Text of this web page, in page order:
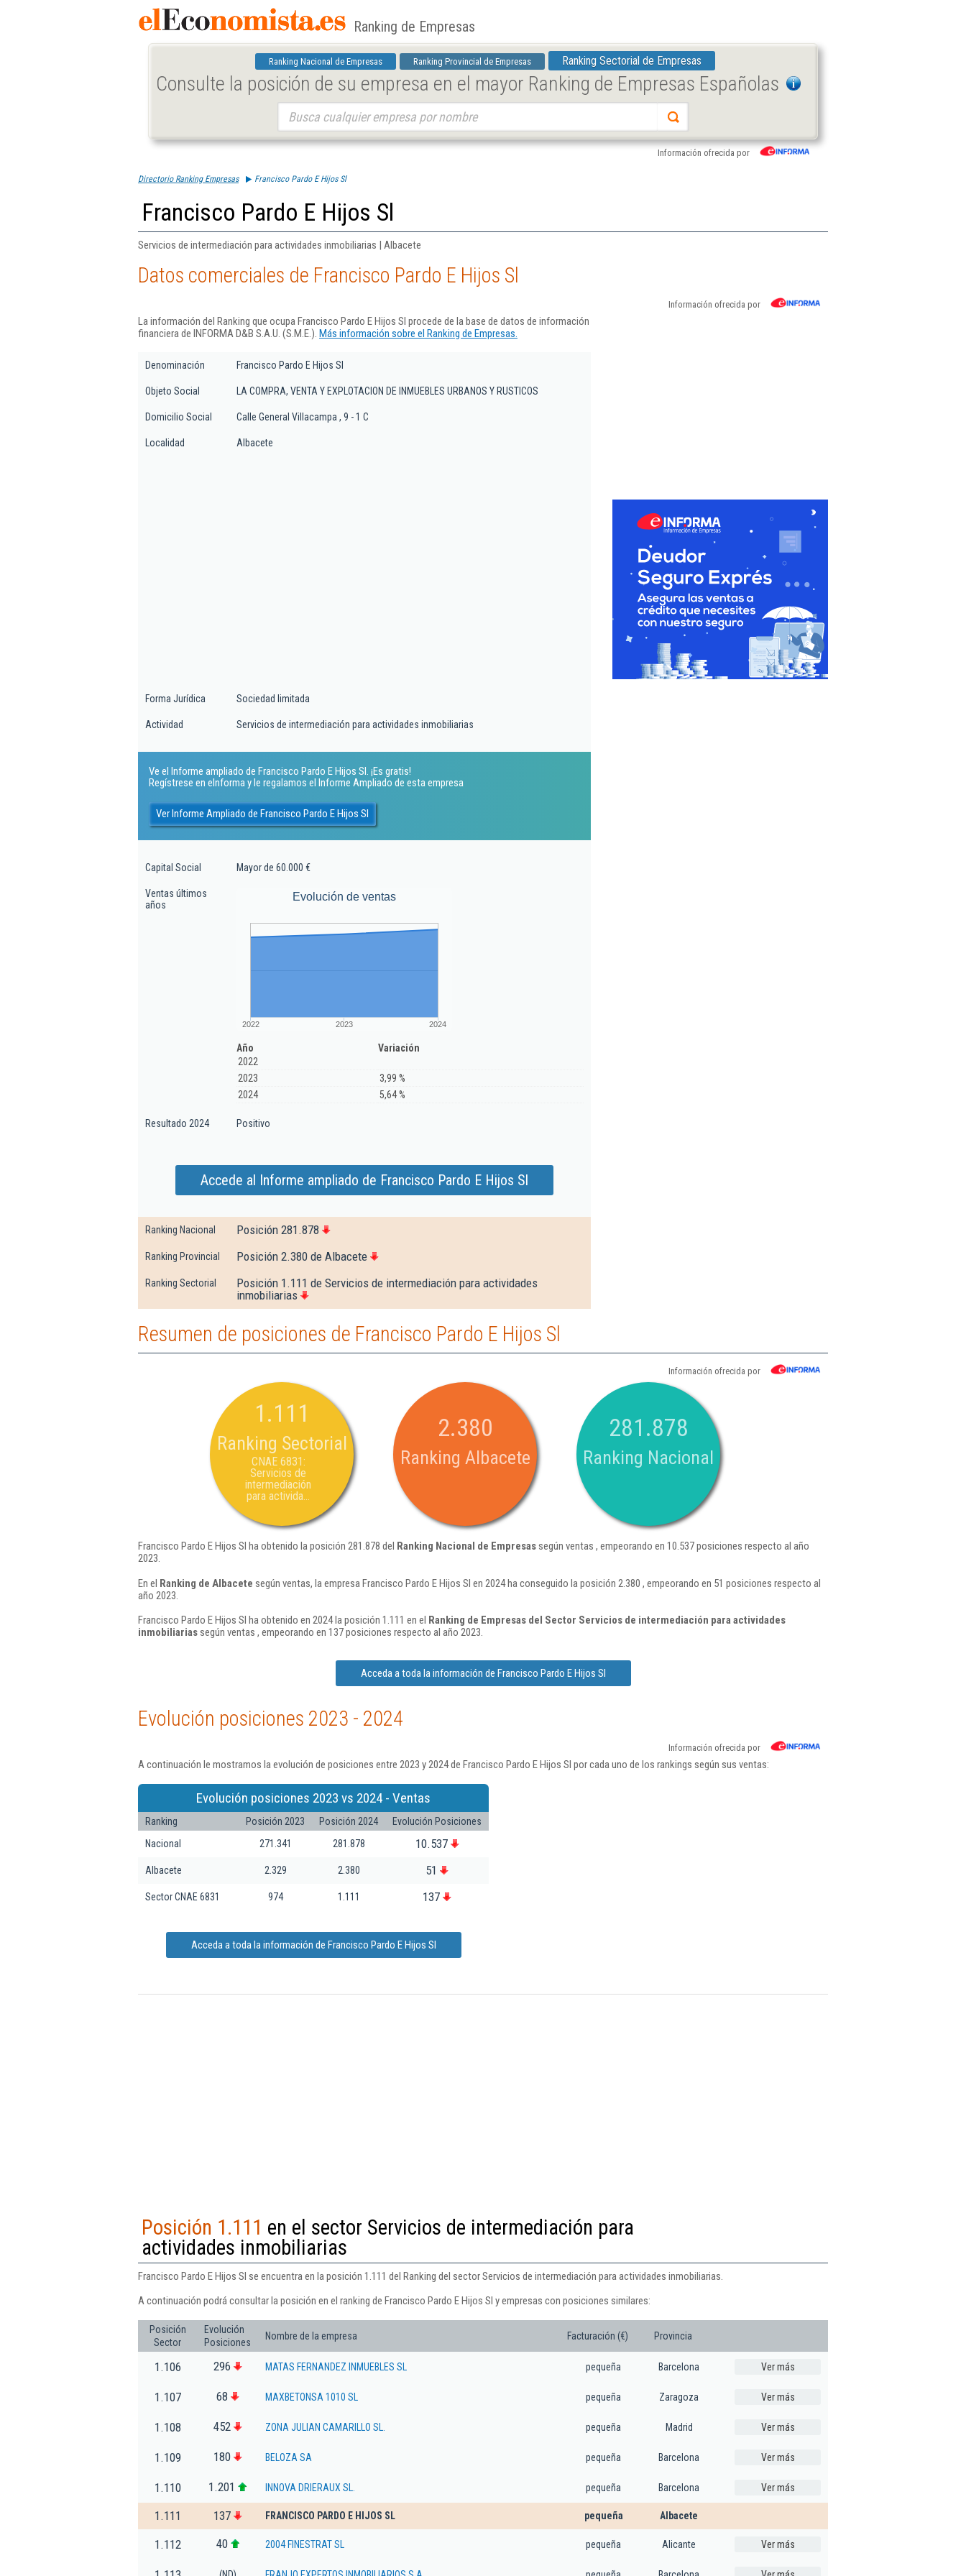
Ranking de Empresas
Ranking Nacional de Empresas Ranking Provincial de Empresas Ranking Sectorial de Empresas
Consulte la posición de su empresa en el mayor Ranking de Empresas Españolas
Información ofrecida por
Directorio Ranking Empresas Francisco Pardo E Hijos Sl
Francisco Pardo E Hijos Sl
Servicios de intermediación para actividades inmobiliarias | Albacete
Datos comerciales de Francisco Pardo E Hijos Sl
Información ofrecida por
La información del Ranking que ocupa Francisco Pardo E Hijos Sl procede de la base de datos de información
financiera de INFORMA D&B S.A.U. (S.M.E.). Más información sobre el Ranking de Empresas.
Denominación Francisco Pardo E Hijos Sl
Objeto Social LA COMPRA, VENTA Y EXPLOTACION DE INMUEBLES URBANOS Y RUSTICOS
Domicilio Social Calle General Villacampa , 9 - 1 C
Localidad Albacete
Forma Jurídica Sociedad limitada
Actividad Servicios de intermediación para actividades inmobiliarias
Ve el Informe ampliado de Francisco Pardo E Hijos Sl. ¡Es gratis!
Regístrese en eInforma y le regalamos el Informe Ampliado de esta empresa
Ver Informe Ampliado de Francisco Pardo E Hijos Sl
Capital Social Mayor de 60.000 €
Ventas últimos
años
Evolución de ventas
2022 2023 2024
Año
Variación
2022
2023
3,99 %
2024
5,64 %
Resultado 2024 Positivo
Accede al Informe ampliado de Francisco Pardo E Hijos Sl
Ranking Nacional Posición 281.878
Ranking Provincial Posición 2.380 de Albacete
Ranking Sectorial
Posición 1.111 de Servicios de intermediación para actividades
inmobiliarias
Resumen de posiciones de Francisco Pardo E Hijos Sl
Información ofrecida por
1.111
Ranking Sectorial
CNAE 6831:
Servicios de
intermediación
para activida...
2.380
Ranking Albacete
281.878
Ranking Nacional
Francisco Pardo E Hijos Sl ha obtenido la posición 281.878 del Ranking Nacional de Empresassegún ventas , empeorando en 10.537 posiciones respecto al año
2023.
En el Ranking de Albacete según ventas, la empresa Francisco Pardo E Hijos Sl en 2024 ha conseguido la posición 2.380 , empeorando en 51 posiciones respecto al
año 2023.
Francisco Pardo E Hijos Sl ha obtenido en 2024 la posición 1.111 en el Ranking de Empresas del Sector Servicios de intermediación para actividades
inmobiliariassegún ventas , empeorando en 137 posiciones respecto al año 2023.
Acceda a toda la información de Francisco Pardo E Hijos Sl
Evolución posiciones 2023 - 2024
Información ofrecida por
A continuación le mostramos la evolución de posiciones entre 2023 y 2024 de Francisco Pardo E Hijos Sl por cada uno de los rankings según sus ventas:
Evolución posiciones 2023 vs 2024 - Ventas
Ranking Posición 2023 Posición 2024
Evolución Posiciones
Nacional
271.341 281.878 10.537
Albacete 2.329 2.380 51
Sector CNAE 6831 974 1.111 137
Acceda a toda la información de Francisco Pardo E Hijos Sl
Posición 1.111 en el sector Servicios de intermediación para
actividades inmobiliarias
Francisco Pardo E Hijos Sl se encuentra en la posición 1.111 del Ranking del sector Servicios de intermediación para actividades inmobiliarias.
A continuación podrá consultar la posición en el ranking de Francisco Pardo E Hijos Sl y empresas con posiciones similares:
Posición
Sector
Evolución
Posiciones
Nombre de la empresa Facturación (€) Provincia
1.106 296 MATAS FERNANDEZ INMUEBLES SL pequeña Barcelona Ver más
1.107 68 MAXBETONSA 1010 SL pequeña Zaragoza Ver más
1.108 452 ZONA JULIAN CAMARILLO SL. pequeña Madrid Ver más
1.109 180 BELOZA SA pequeña Barcelona Ver más
1.110 1.201 INNOVA DRIERAUX SL. pequeña Barcelona Ver más
1.111 137 FRANCISCO PARDO E HIJOS SL pequeña Albacete
1.112 40 2004 FINESTRAT SL pequeña Alicante Ver más